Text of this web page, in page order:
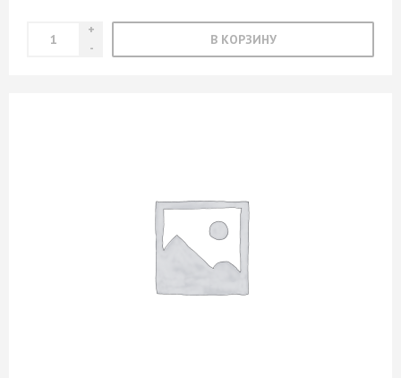
В КОРЗИНУ